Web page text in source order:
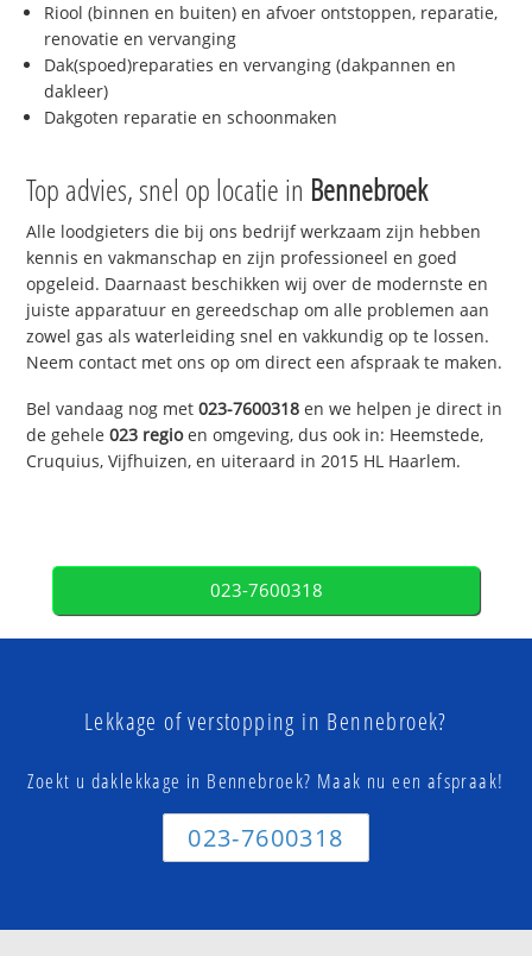
Riool (binnen en buiten) en afvoer ontstoppen, reparatie,
renovatie en vervanging
Dak(spoed)reparaties en vervanging (dakpannen en
dakleer)
Dakgoten reparatie en schoonmaken
Top advies, snel op locatie in Bennebroek
Alle loodgieters die bij ons bedrijf werkzaam zijn hebben
kennis en vakmanschap en zijn professioneel en goed
opgeleid. Daarnaast beschikken wij over de modernste en
juiste apparatuur en gereedschap om alle problemen aan
zowel gas als waterleiding snel en vakkundig op te lossen.
Neem contact met ons op om direct een afspraak te maken.
Bel vandaag nog met023-7600318 en we helpen je direct in
de gehele023 regioen omgeving, dus ook in: Heemstede,
Cruquius, Vijfhuizen, en uiteraard in 2015 HL Haarlem.
023-7600318
Lekkage of verstopping in Bennebroek?
Zoekt u daklekkage in Bennebroek? Maak nu een afspraak!
023-7600318